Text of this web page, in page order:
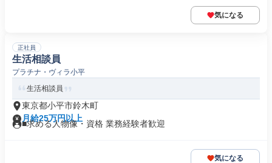
気になる
正社員
生活相談員
プラチナ・ヴィラ小平
生活相談員
東京都小平市鈴木町
月給25万円以上
■求める人物像・資格 業務経験者歓迎
気になる